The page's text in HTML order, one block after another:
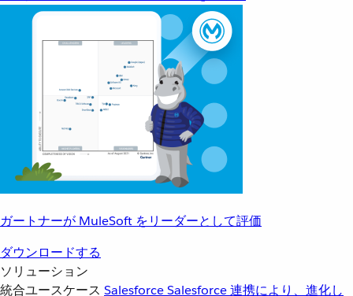
ガートナーが MuleSoft をリーダーとして評価
ダウンロードする
ソリューション
統合ユースケース SalesforceSalesforce 連携により、進化し